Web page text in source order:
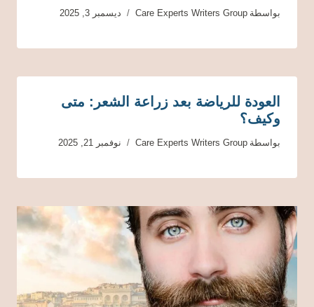
بواسطة Care Experts Writers Group ديسمبر 3, 2025
العودة للرياضة بعد زراعة الشعر: متى
وكيف؟
بواسطة Care Experts Writers Group نوفمبر 21, 2025